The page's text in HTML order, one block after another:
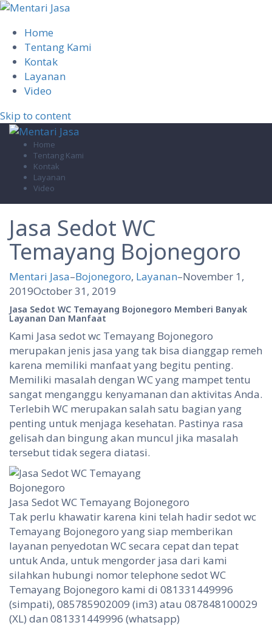
Home
Tentang Kami
Kontak
Layanan
Video
Skip to content
Home
Tentang Kami
Kontak
Layanan
Video
Jasa Sedot WC
Temayang Bojonegoro
Mentari Jasa–Bojonegoro, Layanan–November 1,
2019October 31, 2019
Jasa Sedot WC Temayang Bojonegoro Memberi Banyak
Layanan Dan Manfaat
Kami Jasa sedot wc Temayang Bojonegoro
merupakan jenis jasa yang tak bisa dianggap remeh
karena memiliki manfaat yang begitu penting.
Memiliki masalah dengan WC yang mampet tentu
sangat menganggu kenyamanan dan aktivitas Anda.
Terlebih WC merupakan salah satu bagian yang
penting untuk menjaga kesehatan. Pastinya rasa
gelisah dan bingung akan muncul jika masalah
tersebut tidak segera diatasi.
Jasa Sedot WC Temayang Bojonegoro
Tak perlu khawatir karena kini telah hadir sedot wc
Temayang Bojonegoro yang siap memberikan
layanan penyedotan WC secara cepat dan tepat
untuk Anda, untuk mengorder jasa dari kami
silahkan hubungi nomor telephone sedot WC
Temayang Bojonegoro kami di 081331449996
(simpati), 085785902009 (im3) atau 087848100029
(XL) dan 081331449996 (whatsapp)